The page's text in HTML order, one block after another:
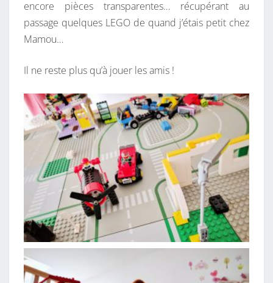
encore pièces transparentes… récupérant au
passage quelques LEGO de quand j’étais petit chez
Mamou…
Il ne reste plus qu’à jouer les amis !